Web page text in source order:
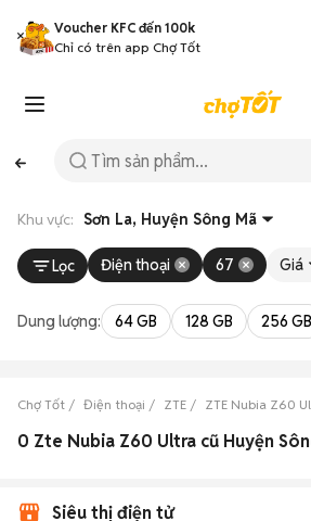
Voucher KFC đến 100k
Chỉ có trên app Chợ Tốt
Khu vực: Sơn La, Huyện Sông Mã
Lọc Điện thoại 67 Giá
Dung lượng: 64 GB 128 GB 256 GB
Chợ Tốt Điện thoại ZTE ZTE Nubia Z60
0 Zte Nubia Z60 Ultra cũ Huyện
Siêu thị điện tử